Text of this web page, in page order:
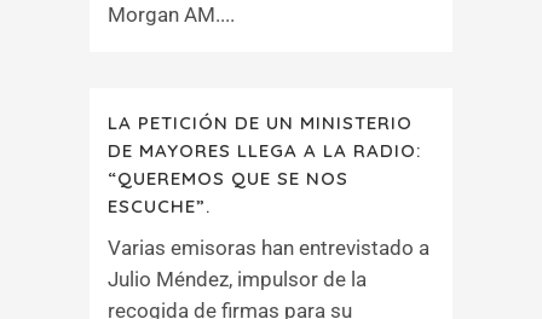
Morgan AM....
LA PETICIÓN DE UN MINISTERIO
DE MAYORES LLEGA A LA RADIO:
“QUEREMOS QUE SE NOS
ESCUCHE”.
Varias emisoras han entrevistado a
Julio Méndez, impulsor de la
recogida de firmas para su